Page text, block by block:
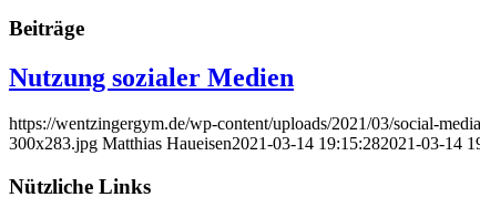
Beiträge
Nutzung sozialer Medien
https://wentzingergym.de/wp-content/uploads/2021/03/social-
300x283.jpg Matthias Haueisen2021-03-14 19:15:282021-03-14
Nützliche Links